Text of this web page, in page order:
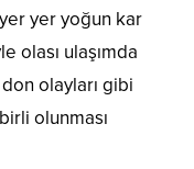
yer yoğun kar
olası ulaşımda
olayları gibi
olunması